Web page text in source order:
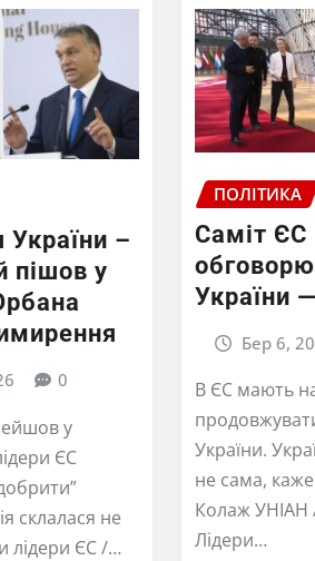
України –
пішов у
0
у
ЄС
склалася не
лідери ЄС /…
ПОЛІТИКА
Саміт ЄС
України
Бер 6,
В ЄС мають
України.
не сама,
Колаж
Лідери…